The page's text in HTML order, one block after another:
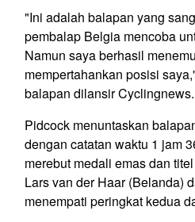
"Ini adalah balapan yang
pembalap Belgia mencoba
Namun saya berhasil
mempertahankan posisi
balapan dilansir Cyclingnews.
Pidcock menuntaskan
dengan catatan waktu 1 jam
merebut medali emas dan
Lars van der Haar (Belanda)
menempati peringkat kedua